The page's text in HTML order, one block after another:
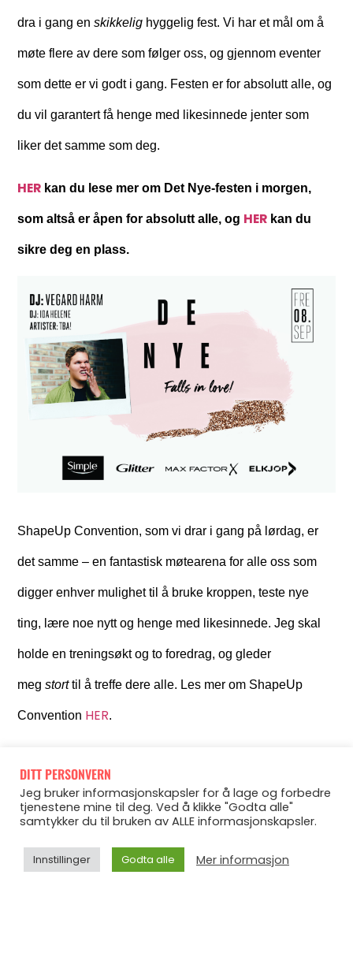
dra i gang enskikkelig hyggelig fest. Vi har et mål om å
møte flere av dere som følger oss, og gjennom eventer
som dette er vi godt i gang. Festen er for absolutt alle, og
du vil garantert få henge med likesinnede jenter som
liker det samme som deg.
HER kan du lese mer om Det Nye-festen i morgen,
som altså er åpen for absolutt alle, og HER kan du
sikre deg en plass.
ShapeUp Convention, som vi drar i gang på lørdag, er
det samme – en fantastisk møtearena for alle oss som
digger enhver mulighet til å bruke kroppen, teste nye
ting, lære noe nytt og henge med likesinnede. Jeg skal
holde en treningsøkt og to foredrag, og gleder
megstorttil å treffe dere alle. Les mer om ShapeUp
Convention HER.
DITT PERSONVERN
Jeg bruker informasjonskapsler for å lage og forbedre
tjenestene mine til deg. Ved å klikke "Godta alle"
samtykker du til bruken av ALLE informasjonskapsler.
Innstillinger Godta alle Mer informasjon